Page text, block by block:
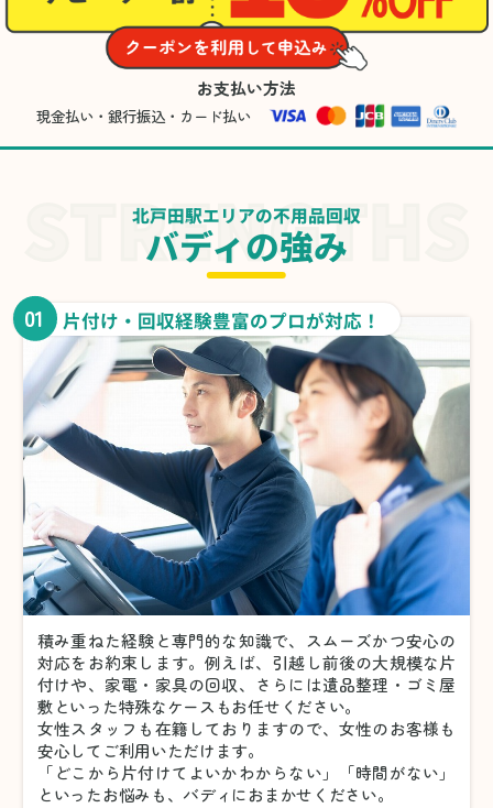
お支払い方法
現金払い・銀行振込・カード払い
北戸田駅エリアの不用品回収
バディの強み
01 片付け・回収経験豊富のプロが対応！
積み重ねた経験と専門的な知識で、スムーズかつ安心の
対応をお約束します。例えば、引越し前後の大規模な片
付けや、家電・家具の回収、さらには遺品整理・ゴミ屋
敷といった特殊なケースもお任せください。
女性スタッフも在籍しておりますので、女性のお客様も
安心してご利用いただけます。
「どこから片付けてよいかわからない」「時間がない」
といったお悩みも、バディにおまかせください。